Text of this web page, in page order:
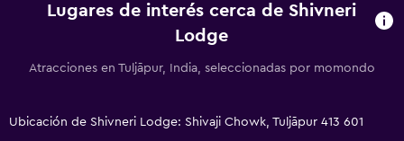
Lugares de interés cerca de Shivneri
Lodge
Atracciones en Tuljāpur, India, seleccionadas por momondo
Ubicación de Shivneri Lodge: Shivaji Chowk, Tuljāpur 413 601